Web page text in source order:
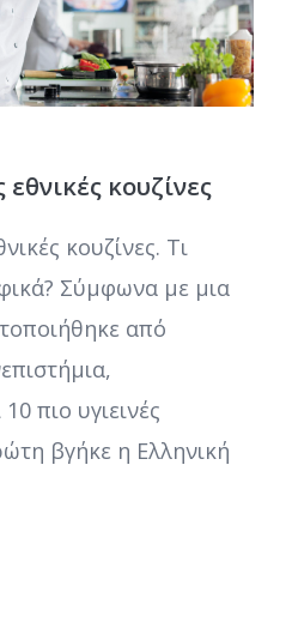
εθνικές κουζίνες
κουζίνες. Τι
Σύμφωνα με μια
από
πιο υγιεινές
βγήκε η Ελληνική